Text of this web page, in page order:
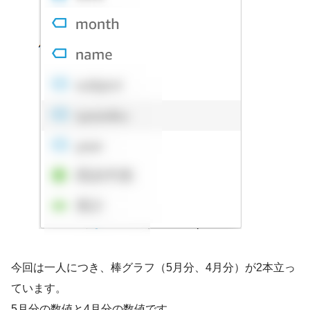
今回は一人につき、棒グラフ（5月分、4月分）が2本立っ
ています。